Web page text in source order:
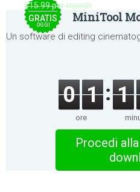
$15.99 per month
GRATIS
OGGI
MiniTool
Un software di editing
0 1
ore
1
Procedi